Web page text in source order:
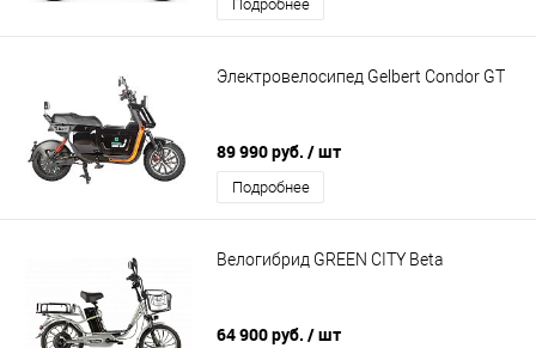
Подробнее
Электровелосипед Gelbert Condor GT
89 990 руб. / шт
Подробнее
Велогибрид GREEN CITY Beta
64 900 руб. / шт